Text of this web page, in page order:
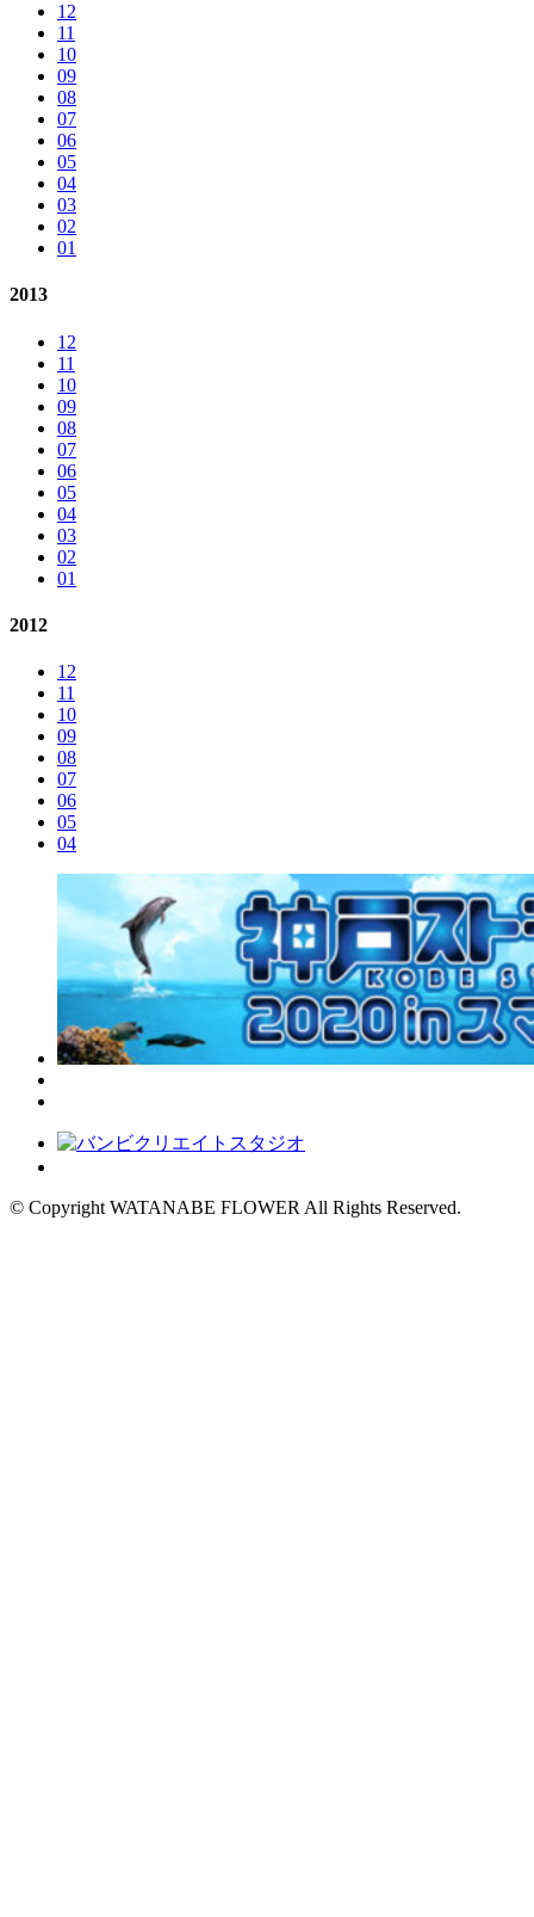
12
11
10
09
08
07
06
05
04
03
02
01
2013
12
11
10
09
08
07
06
05
04
03
02
01
2012
12
11
10
09
08
07
06
05
04
© Copyright WATANABE FLOWER All Rights Reserved.